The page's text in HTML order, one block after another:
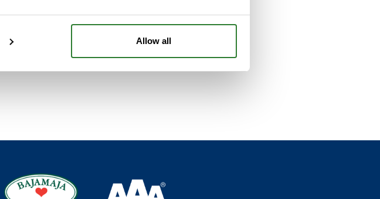
Allow all